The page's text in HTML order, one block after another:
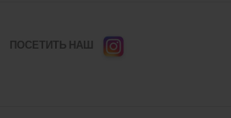
ПОСЕТИТЬ НАШ